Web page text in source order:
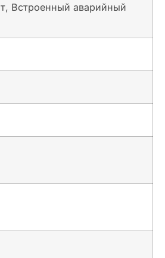
Встроенный аварийный